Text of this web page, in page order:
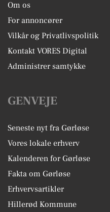
Om os
For annoncører
Vilkår og Privatlivspolitik
Kontakt VORES Digital
Administrer samtykke
GENVEJE
Seneste nyt fra Gørløse
Vores lokale erhverv
Kalenderen for Gørløse
Fakta om Gørløse
Erhvervsartikler
Hillerød Kommune